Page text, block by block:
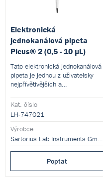
Elektronická
jednokanálová pipeta
Picus® 2 (0,5 - 10 µL)
Tato elektronická jednokanálová
pipeta je jednou z uživatelsky
nejpřívětivějších a
nejpokročilejších) pipet na trhu.
Kat. číslo
LH-747021
Výrobce
Sartorius Lab Instruments GmbH and Co. KG
Poptat